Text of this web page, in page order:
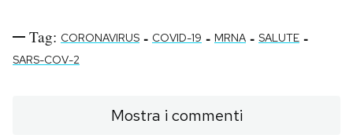
Tag: CORONAVIRUS - COVID-19 - MRNA - SALUTE -
SARS-COV-2
Mostra i commenti